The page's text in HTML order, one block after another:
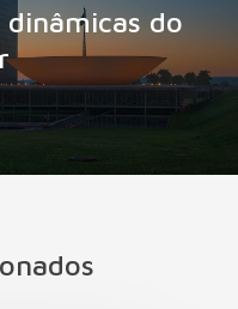
dinâmicas do